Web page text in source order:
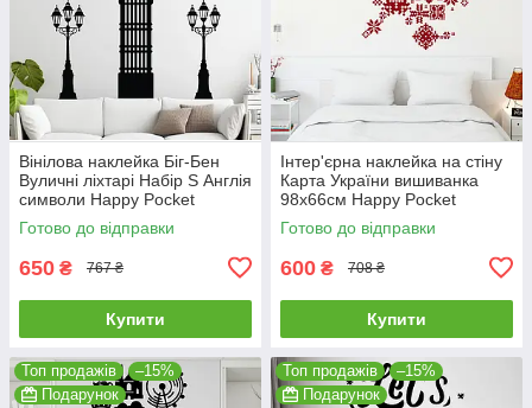
Вінілова наклейка Біг-Бен
Вуличні ліхтарі Набір S Англія
символи Happy Pocket
Чорний матовий HP-073S-
070M
Готово до відправки
650 ₴ 767 ₴
Купити
Інтер'єрна наклейка на стіну
Карта України вишиванка
98х66см Happy Pocket
Червоний матовий HP-079S-
30M
Готово до відправки
600 ₴ 708 ₴
Купити
Топ продажів
–15%
Подарунок
Топ продажів
–15%
Подарунок